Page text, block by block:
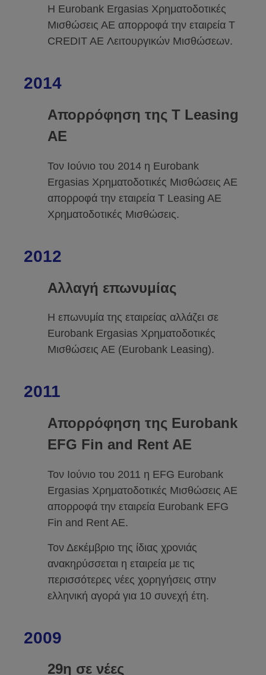
Η Eurobank Ergasias Χρηματοδοτικές
Μισθώσεις ΑΕ απορροφά την εταιρεία T
CREDIT AE Λειτουργικών Μισθώσεων.
2014
Απορρόφηση της T Leasing
AE
Τον Ιούνιο του 2014 η Eurobank
Ergasias Χρηματοδοτικές Μισθώσεις ΑΕ
απορροφά την εταιρεία T Leasing AE
Χρηματοδοτικές Μισθώσεις.
2012
Αλλαγή επωνυμίας
Η επωνυμία της εταιρείας αλλάζει σε
Eurobank Ergasias Χρηματοδοτικές
Μισθώσεις ΑΕ (Eurobank Leasing).
2011
Απορρόφηση της Eurobank
EFG Fin and Rent AE
Τον Ιούνιο του 2011 η EFG Eurobank
Ergasias Χρηματοδοτικές Μισθώσεις ΑΕ
απορροφά την εταιρεία Eurobank EFG
Fin and Rent AE.
Τον Δεκέμβριο της ίδιας χρονιάς
ανακηρύσσεται η εταιρεία με τις
περισσότερες νέες χορηγήσεις στην
ελληνική αγορά για 10 συνεχή έτη.
2009
29η σε νέες